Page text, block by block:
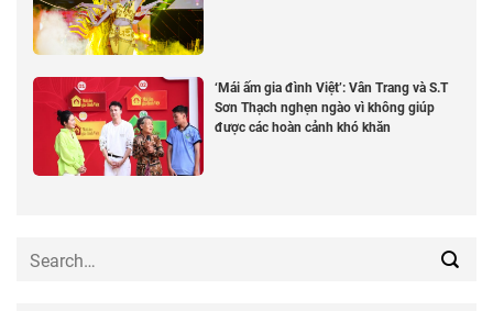
‘Mái ấm gia đình Việt’: Vân Trang và S.T
Sơn Thạch nghẹn ngào vì không giúp
được các hoàn cảnh khó khăn